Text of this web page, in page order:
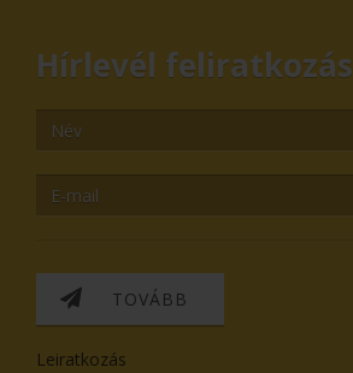
Hírlevél feliratkozás
TOVÁBB
Leiratkozás